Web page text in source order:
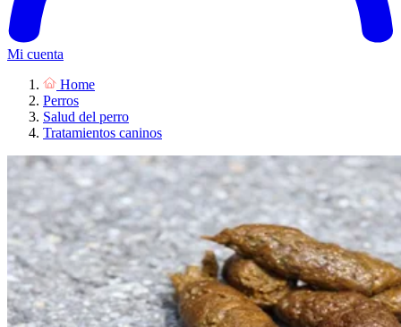
Mi cuenta
Home
Perros
Salud del perro
Tratamientos caninos